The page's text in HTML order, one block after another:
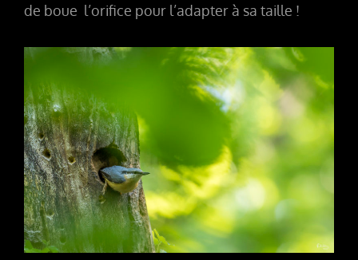
de boue l’orifice pour l’adapter à sa taille !